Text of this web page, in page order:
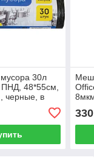
30л
ПНД, 48*55см,
черные, в
330